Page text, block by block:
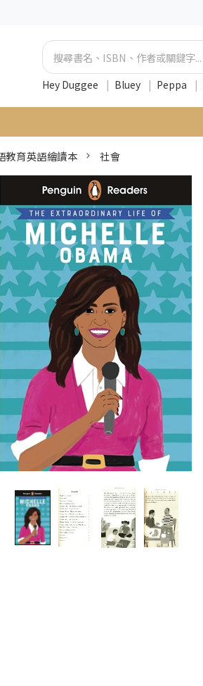
Hey Duggee | Bluey | Peppa |
教育英語繪讀本 社會
Pre-A1
A1